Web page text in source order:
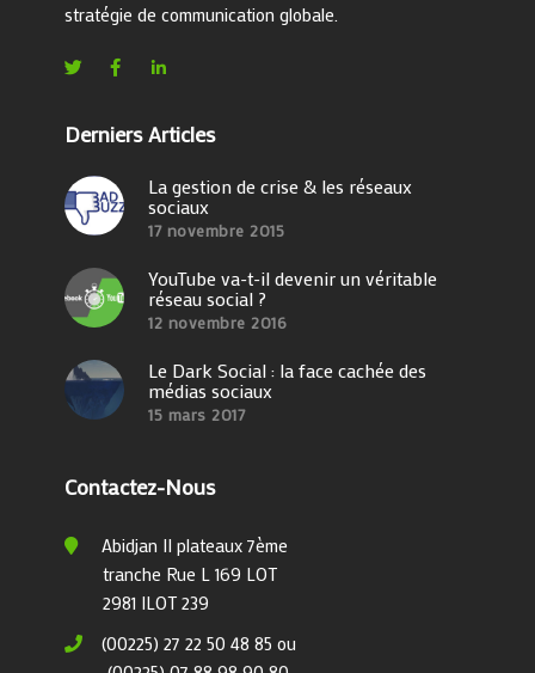
stratégie de communication globale.
Derniers Articles
La gestion de crise & les réseaux
sociaux
17 novembre 2015
YouTube va-t-il devenir un véritable
réseau social ?
12 novembre 2016
Le Dark Social : la face cachée des
médias sociaux
15 mars 2017
Contactez-Nous
Abidjan II plateaux 7ème
tranche Rue L 169 LOT
2981 ILOT 239
(00225) 27 22 50 48 85 ou